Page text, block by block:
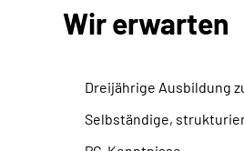
Wir erwarten
Dreijährige Ausbildung
Selbständige,